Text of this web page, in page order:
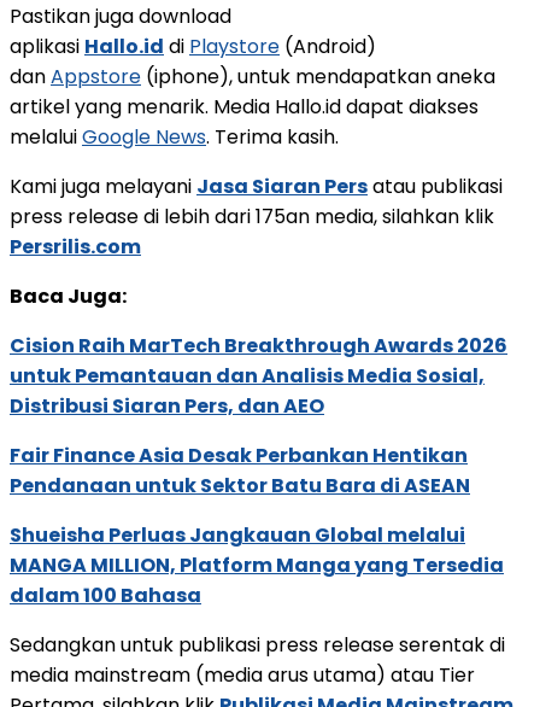
Pastikan juga download
aplikasi Hallo.id di Playstore (Android)
danAppstore (iphone), untuk mendapatkan aneka
artikel yang menarik. Media Hallo.id dapat diakses
melaluiGoogle News. Terima kasih.
Kami juga melayani Jasa Siaran Persatau publikasi
press release di lebih dari 175an media, silahkan klik
Persrilis.com
Baca Juga:
Cision Raih MarTech Breakthrough Awards 2026
untuk Pemantauan dan Analisis Media Sosial,
Distribusi Siaran Pers, dan AEO
Fair Finance Asia Desak Perbankan Hentikan
Pendanaan untuk Sektor Batu Bara di ASEAN
Shueisha Perluas Jangkauan Global melalui
MANGA MILLION, Platform Manga yang Tersedia
dalam 100 Bahasa
Sedangkan untuk publikasi press release serentak di
media mainstream (media arus utama) atau Tier